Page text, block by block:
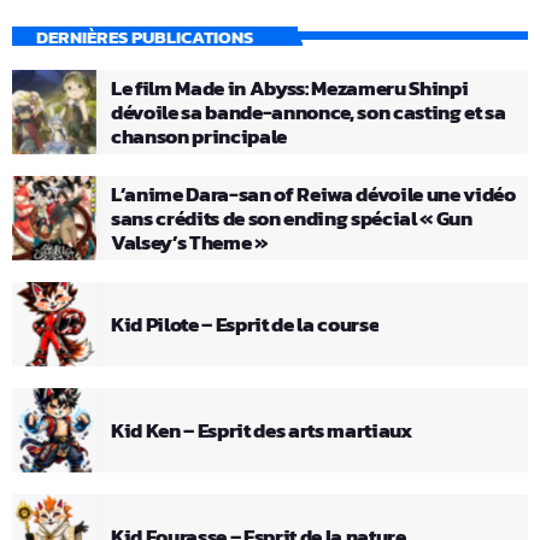
DERNIÈRES PUBLICATIONS
Le film Made in Abyss: Mezameru Shinpi
dévoile sa bande-annonce, son casting et sa
chanson principale
L’anime Dara-san of Reiwa dévoile une vidéo
sans crédits de son ending spécial « Gun
Valsey’s Theme »
Kid Pilote – Esprit de la course
Kid Ken – Esprit des arts martiaux